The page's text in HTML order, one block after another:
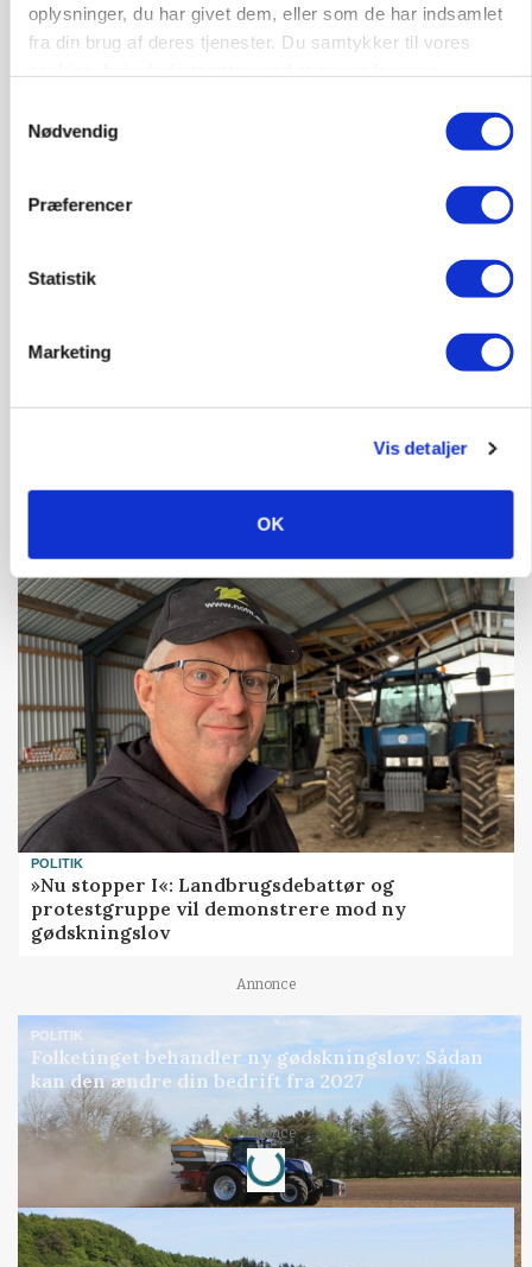
oplysninger, du har givet dem, eller som de har indsamlet
fra din brug af deres tjenester. Du samtykker til vores
Nødvendig
Præferencer
Statistik
Marketing
Vis detaljer
OK
store besparelser
Loading...
Russisk mælkepris dykker 23 procent
POLITIK
»Nu stopper I«: Landbrugsdebattør og
protestgruppe vil demonstrere mod ny
gødskningslov
Annonce
POLITIK
Folketinget behandler ny gødskningslov: Sådan
kan den ændre din bedrift fra 2027
Annonce
Loading...